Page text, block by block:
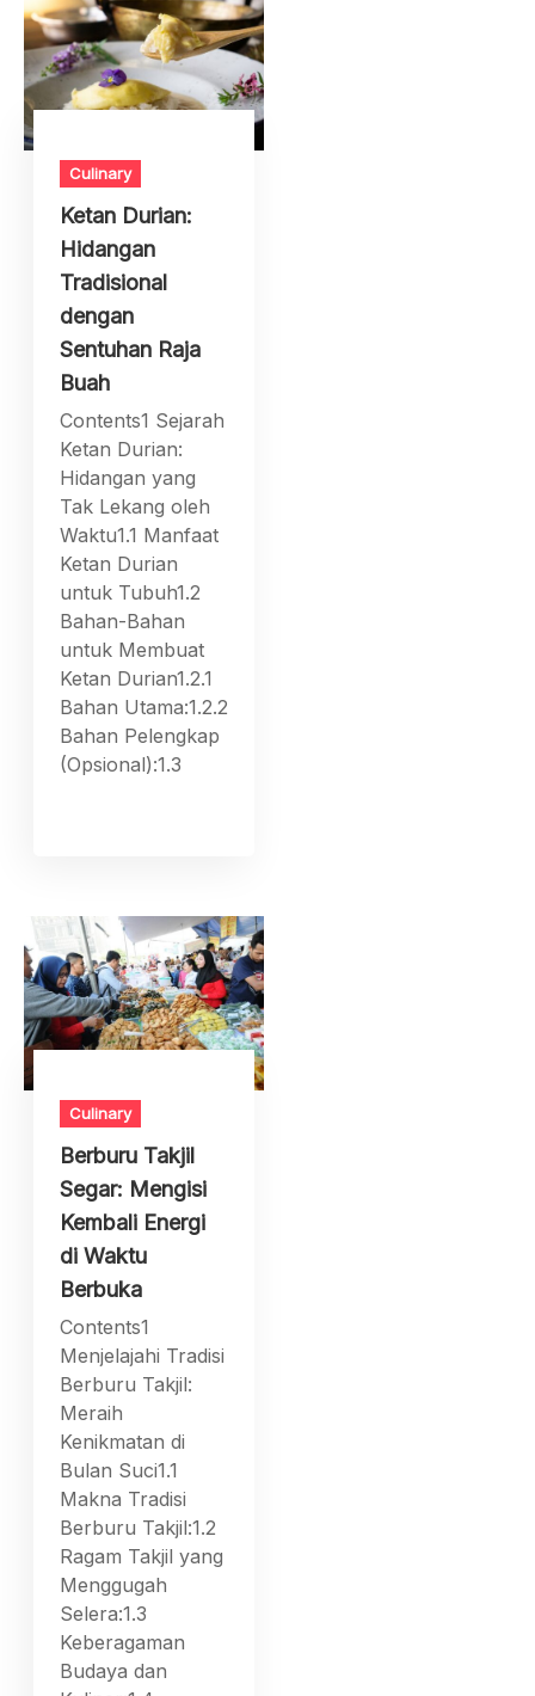
Culinary
Ketan Durian:
Hidangan
Tradisional
dengan
Sentuhan Raja
Buah
Contents1 Sejarah
Ketan Durian:
Hidangan yang
Tak Lekang oleh
Waktu1.1 Manfaat
Ketan Durian
untuk Tubuh1.2
Bahan-Bahan
untuk Membuat
Ketan Durian1.2.1
Bahan Utama:1.2.2
Bahan Pelengkap
(Opsional):1.3
Culinary
Berburu Takjil
Segar: Mengisi
Kembali Energi
di Waktu
Berbuka
Contents1
Menjelajahi Tradisi
Berburu Takjil:
Meraih
Kenikmatan di
Bulan Suci1.1
Makna Tradisi
Berburu Takjil:1.2
Ragam Takjil yang
Menggugah
Selera:1.3
Keberagaman
Budaya dan